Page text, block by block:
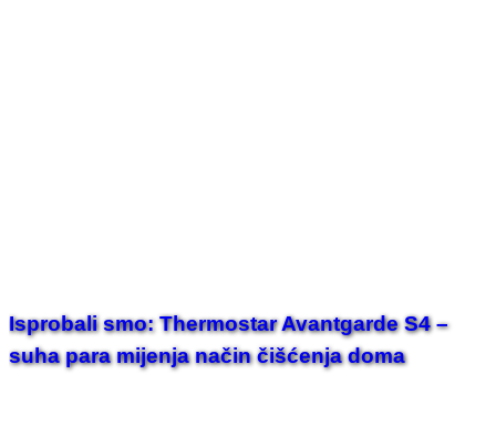
Isprobali smo: Thermostar Avantgarde S4 –
suha para mijenja način čišćenja doma